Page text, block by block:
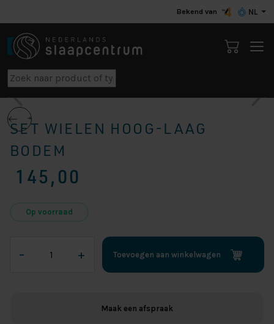
Bekend van NL
SET WIELEN HOOG-LAAG
BODEM
145,00
Op voorraad
–
wielen
+ Toevoegen aan winkelwagen
Maak een afspraak